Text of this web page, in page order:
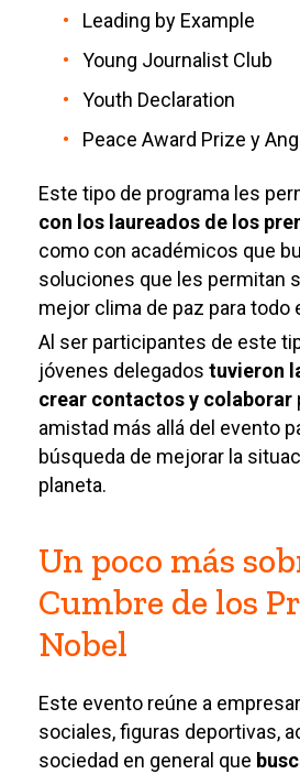
Leading by Example
Young Journalist Club
Youth Declaration
Peace Award Prize y
Este tipo de programa les
con los laureados de los
como con académicos que
soluciones que les permitan
mejor clima de paz para todo
Al ser participantes de este
jóvenes delegados tuvieron
crear contactos y colaborar
amistad más allá del evento
búsqueda de mejorar la
planeta.
Un poco más
Cumbre de los
Nobel
Este evento reúne a
sociales, figuras deportivas,
sociedad en general que